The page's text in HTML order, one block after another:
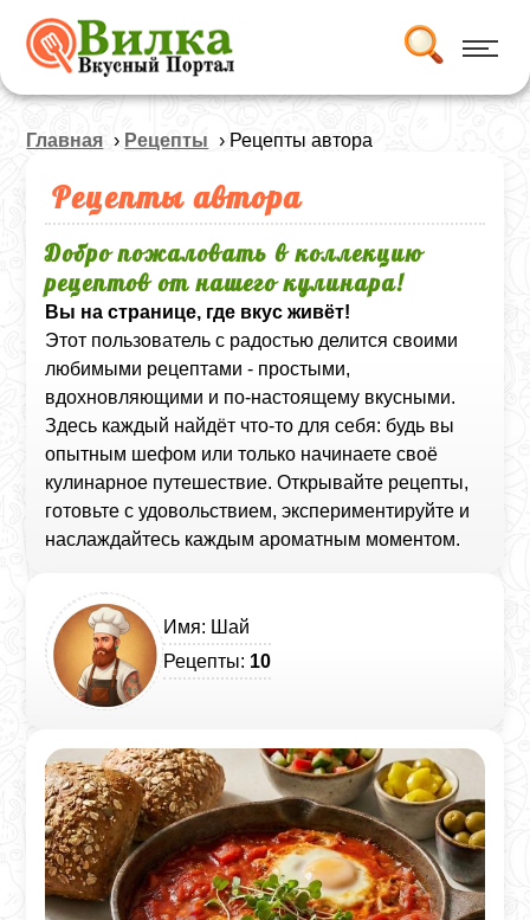
Главная › Рецепты › Рецепты автора
Рецепты автора
Добро пожаловать в коллекцию
рецептов от нашего кулинара!
Вы на странице, где вкус живёт!
Этот пользователь с радостью делится своими
любимыми рецептами - простыми,
вдохновляющими и по-настоящему вкусными.
Здесь каждый найдёт что-то для себя: будь вы
опытным шефом или только начинаете своё
кулинарное путешествие. Открывайте рецепты,
готовьте с удовольствием, экспериментируйте и
наслаждайтесь каждым ароматным моментом.
Имя: Шай
Рецепты: 10